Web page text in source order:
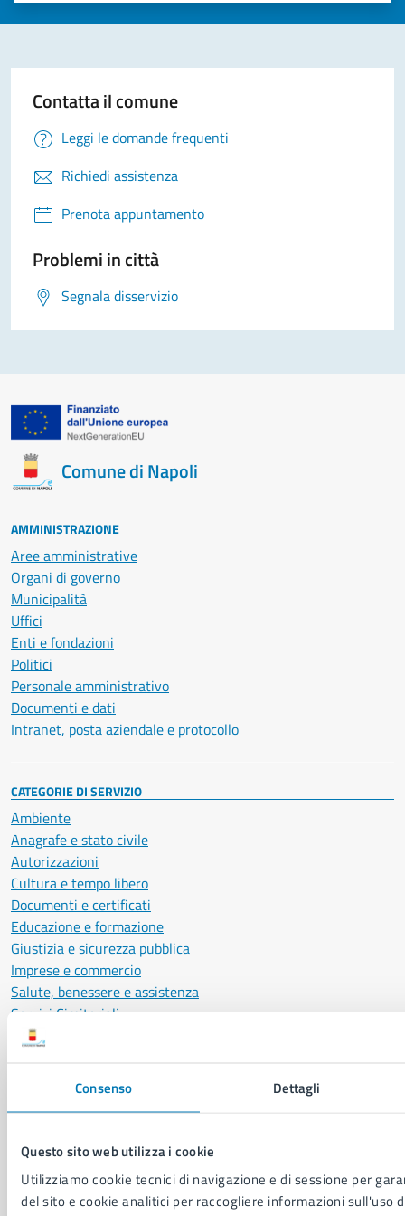
Consenso Dettagli
Questo sito web utilizza i cookie
Utilizziamo cookie tecnici di navigazione e di sessione per
del sito e cookie analitici per raccogliere informazioni sull'uso
Contatta il comune
Leggi le domande frequenti
Richiedi assistenza
Prenota appuntamento
Problemi in città
Segnala disservizio
Comune di Napoli
AMMINISTRAZIONE
Aree amministrative
Organi di governo
Municipalità
Uffici
Enti e fondazioni
Politici
Personale amministrativo
Documenti e dati
Intranet, posta aziendale e protocollo
CATEGORIE DI SERVIZIO
Ambiente
Anagrafe e stato civile
Autorizzazioni
Cultura e tempo libero
Documenti e certificati
Educazione e formazione
Giustizia e sicurezza pubblica
Imprese e commercio
Salute, benessere e assistenza
Servizi Cimiteriali
Vita lavorativa
Avvisi
Comunicati stampa della Giunta Comunale
Comunicati stampa del Consiglio Comunale